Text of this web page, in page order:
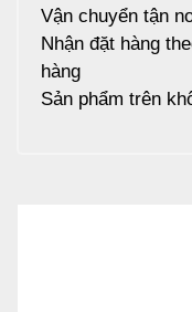
Vận chuyển tận
Nhận đặt hàng
hàng
Sản phẩm trên